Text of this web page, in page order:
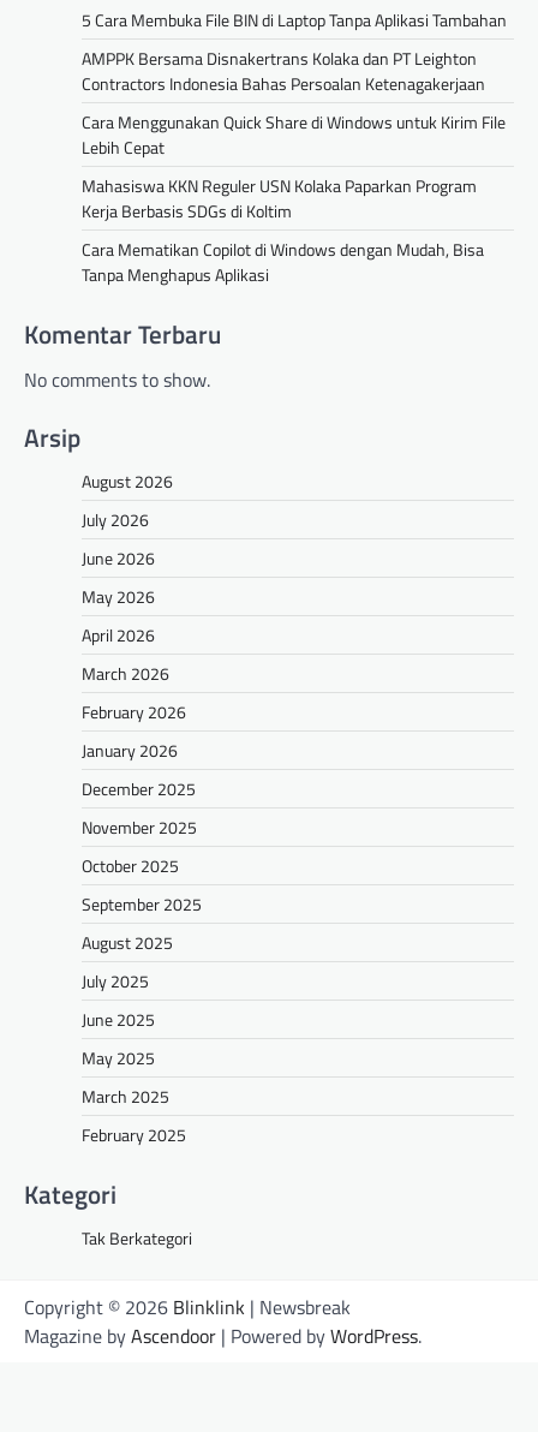
5 Cara Membuka File BIN di Laptop Tanpa Aplikasi Tambahan
AMPPK Bersama Disnakertrans Kolaka dan PT Leighton
Contractors Indonesia Bahas Persoalan Ketenagakerjaan
Cara Menggunakan Quick Share di Windows untuk Kirim File
Lebih Cepat
Mahasiswa KKN Reguler USN Kolaka Paparkan Program
Kerja Berbasis SDGs di Koltim
Cara Mematikan Copilot di Windows dengan Mudah, Bisa
Tanpa Menghapus Aplikasi
Komentar Terbaru
No comments to show.
Arsip
August 2026
July 2026
June 2026
May 2026
April 2026
March 2026
February 2026
January 2026
December 2025
November 2025
October 2025
September 2025
August 2025
July 2025
June 2025
May 2025
March 2025
February 2025
Kategori
Tak Berkategori
Copyright © 2026 Blinklink | Newsbreak
Magazine byAscendoor | Powered byWordPress.